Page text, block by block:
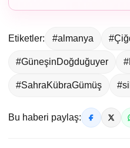
Etiketler: #almanya
#GüneşinDoğduğuyer
#SahraKübraGümüş
Bu haberi paylaş: